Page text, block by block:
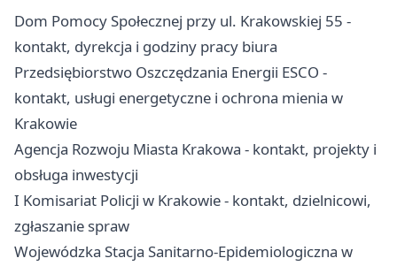
Dom Pomocy Społecznej przy ul. Krakowskiej 55 -
kontakt, dyrekcja i godziny pracy biura
Przedsiębiorstwo Oszczędzania Energii ESCO -
kontakt, usługi energetyczne i ochrona mienia w
Krakowie
Agencja Rozwoju Miasta Krakowa - kontakt, projekty i
obsługa inwestycji
I Komisariat Policji w Krakowie - kontakt, dzielnicowi,
zgłaszanie spraw
Wojewódzka Stacja Sanitarno-Epidemiologiczna w